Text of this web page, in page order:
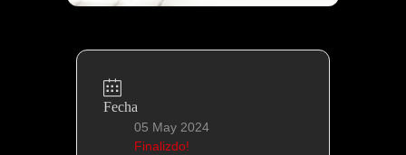
Fecha
05 May 2024
Finalizdo!